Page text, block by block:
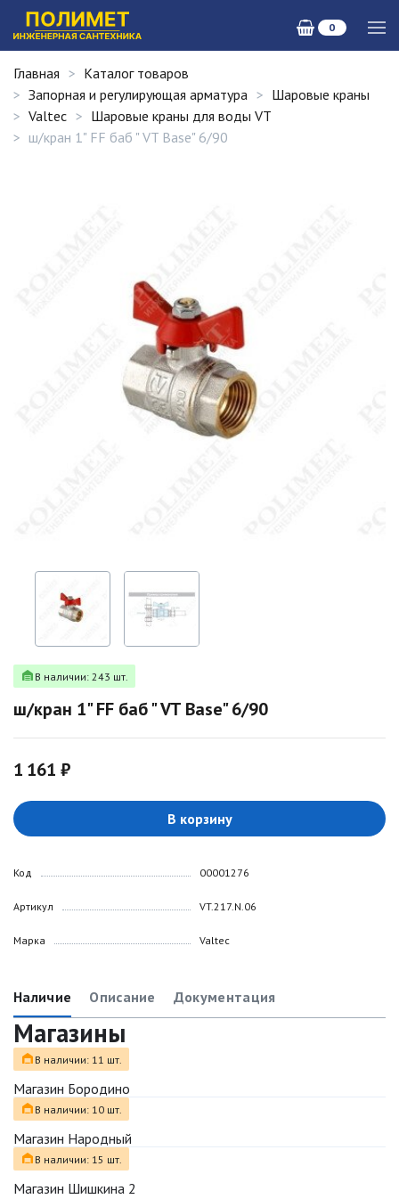
0
Главная
Каталог товаров
Запорная и регулирующая арматура
Шаровые краны
Valtec
Шаровые краны для воды VT
ш/кран 1" FF баб " VT Base" 6/90
В наличии: 243 шт.
ш/кран 1" FF баб " VT Base" 6/90
1 161 ₽
В корзину
Код
Артикул
Марка
00001276
VT.217.N.06
Valtec
Наличие Описание Документация
Магазины
В наличии: 11 шт.
Магазин Бородино
В наличии: 10 шт.
Магазин Народный
В наличии: 15 шт.
Магазин Шишкина 2